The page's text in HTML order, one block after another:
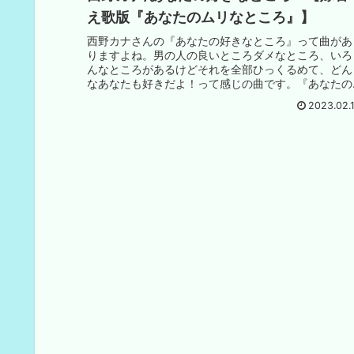
え歌版『あなたのムリなところ』】
西野カナさんの『あなたの好きなところ』って曲があ
りますよね。男の人の良いところダメなところ、いろ
んなところがあるけどそれを全部ひっくるめて、どん
なあなたも好きだよ！って感じの曲です。『あなたの